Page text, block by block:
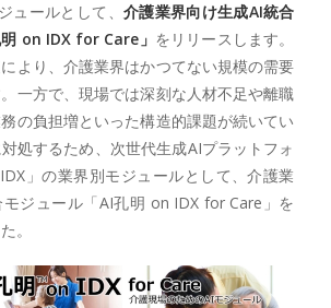
ュールとして、 介護業界向け生成AI統合
on IDX for Care」 をリリースします。
より、介護業界はかつてない規模の需要
一方で、現場では深刻な人材不足や離職
の負担増といった構造的課題が続いてい
処するため、次世代生成AIプラットフォ
」の業界別モジュールとして、介護業
ジュール「AI孔明 on IDX for Care」を
。